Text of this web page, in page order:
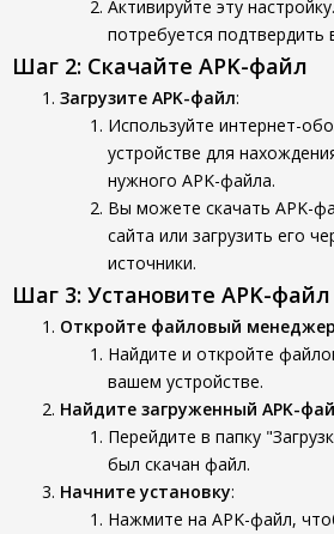
Активируйте эту
потребуется подтвердить
Шаг 2: Скачайте APK-файл
Загрузите APK-файл:
Используйте интернет-
устройстве для
нужного APK-файла.
Вы можете скачать APK-
сайта или загрузить его
источники.
Шаг 3: Установите APK-файл
Откройте файловый менеджер
Найдите и откройте
вашем устройстве.
Найдите загруженный APK-
Перейдите в папку
был скачан файл.
Начните установку:
Нажмите на APK-файл,